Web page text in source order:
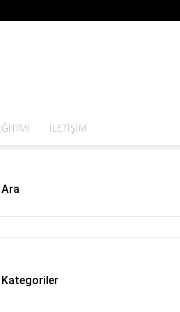
İLETIŞIM
Ara
Kategoriler